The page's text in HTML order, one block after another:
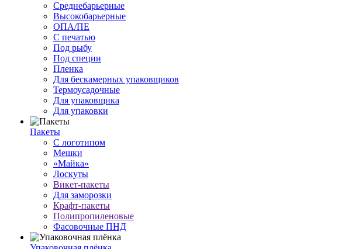
Среднебарьерные
Высокобарьерные
ОПА/ПЕ
С печатью
Под рыбу
Под специи
Пленка
Для бескамерных упаковщиков
Термоусадочные
Для упаковщика
Для упаковки
Пакеты
С логотипом
Мешки
«Майка»
Лоскуты
Викет-пакеты
Для заморозки
Крафт-пакеты
Полипропиленовые
Фасовочные ПНД